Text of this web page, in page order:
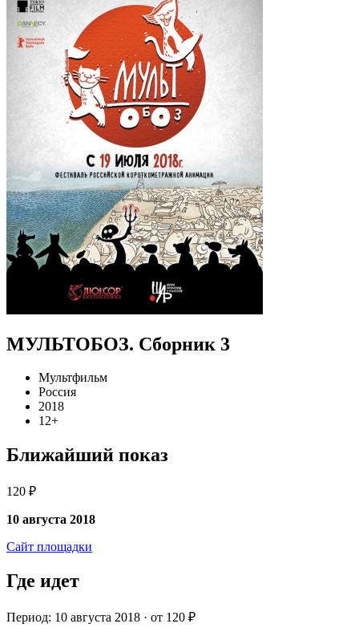
МУЛЬТОБОЗ. Сборник 3
Мультфильм
Россия
2018
12+
Ближайший показ
120 ₽
10 августа 2018
Сайт площадки
Где идет
Период: 10 августа 2018 · от 120 ₽